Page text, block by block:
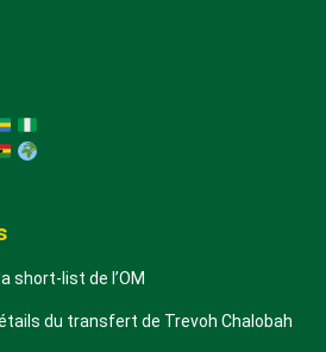
short-list de l’OM
du transfert de Trevoh Chalobah